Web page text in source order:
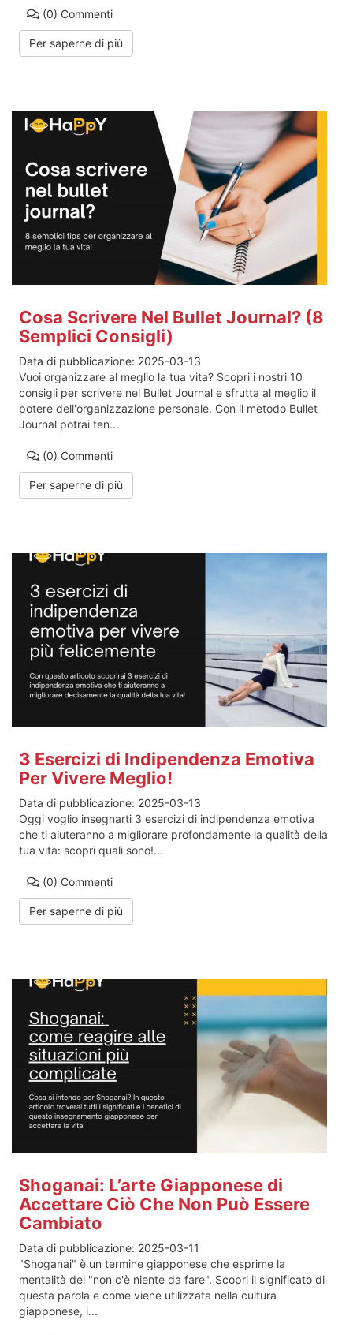
(0) Commenti
Per saperne di più
Cosa Scrivere Nel Bullet Journal? (8
Semplici Consigli)
Data di pubblicazione: 2025-03-13
Vuoi organizzare al meglio la tua vita? Scopri i nostri 10
consigli per scrivere nel Bullet Journal e sfrutta al meglio il
potere dell'organizzazione personale. Con il metodo Bullet
Journal potrai ten...
(0) Commenti
Per saperne di più
3 Esercizi di Indipendenza Emotiva
Per Vivere Meglio!
Data di pubblicazione: 2025-03-13
Oggi voglio insegnarti 3 esercizi di indipendenza emotiva
che ti aiuteranno a migliorare profondamente la qualità della
tua vita: scopri quali sono!...
(0) Commenti
Per saperne di più
Shoganai: L’arte Giapponese di
Accettare Ciò Che Non Può Essere
Cambiato
Data di pubblicazione: 2025-03-11
"Shoganai" è un termine giapponese che esprime la
mentalità del "non c'è niente da fare". Scopri il significato di
questa parola e come viene utilizzata nella cultura
giapponese, i...